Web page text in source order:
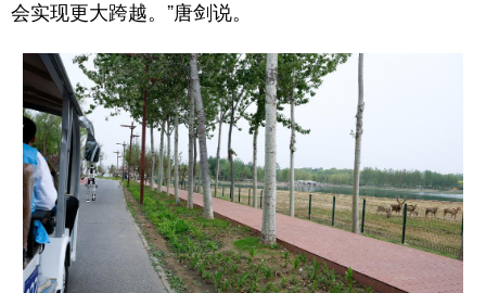
会实现更大跨越。”唐剑说。